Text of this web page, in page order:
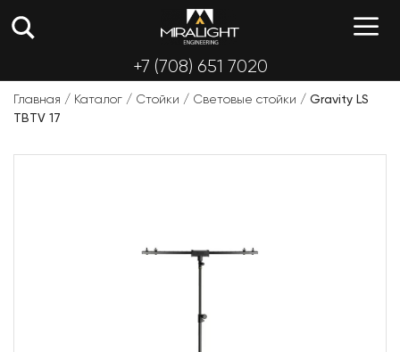
+7 (708) 651 7020
Главная / Каталог / Стойки / Световые стойки / Gravity LS
TBTV 17